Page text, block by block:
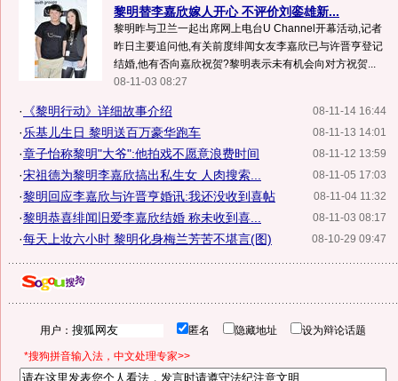
黎明替李嘉欣嫁人开心 不评价刘銮雄新...
黎明昨与卫兰一起出席网上电台U Channel开幕活动,记者
昨日主要追问他,有关前度绯闻女友李嘉欣已与许晋亨登记
结婚,他有否向嘉欣祝贺?黎明表示未有机会向对方祝贺...
08-11-03 08:27
08-11-14 16:44
· 《黎明行动》详细故事介绍
08-11-13 14:01
· 乐基儿生日 黎明送百万豪华跑车
08-11-12 13:59
·章子怡称黎明"大爷":他拍戏不愿意浪费时间
08-11-05 17:03
·宋祖德为黎明李嘉欣搞出私生女 人肉搜索...
08-11-04 11:32
·黎明回应李嘉欣与许晋亨婚讯:我还没收到喜帖
08-11-03 08:17
·黎明恭喜绯闻旧爱李嘉欣结婚 称未收到喜...
08-10-29 09:47
·每天上妆六小时 黎明化身梅兰芳苦不堪言(图)
用户： 匿名 隐藏地址 设为辩论话题
*搜狗拼音输入法，中文处理专家>>